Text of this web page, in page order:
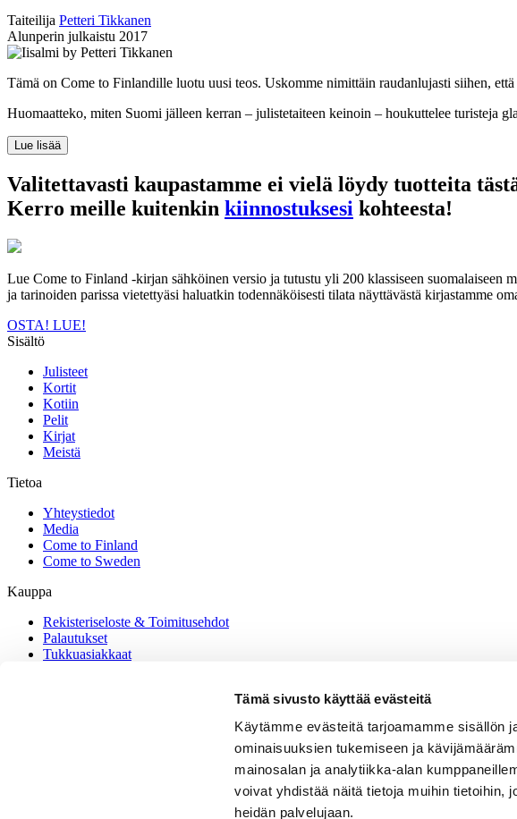
Tämä sivusto käyttää evästeitä
Käytämme evästeitä tarjoamamme sisällön
ominaisuuksien tukemiseen ja
mainosalan ja analytiikka-alan
voivat yhdistää näitä tietoja muihin tietoihin,
heidän palvelujaan.
Taiteilija Petteri Tikkanen
Alunperin julkaistu 2017
Tämä on Come to Finlandille luotu uusi teos. Uskomme nimittäin raudanlujasti siihen,
Huomaatteko, miten Suomi jälleen kerran – julistetaiteen keinoin – houkuttelee turisteja
Lue lisää
Valitettavasti kaupastamme ei vielä löydy tuotteita
Kerro meille kuitenkin kiinnostuksesi kohteesta!
Lue Come to Finland -kirjan sähköinen versio ja tutustu yli 200 klassiseen suomalaiseen
ja tarinoiden parissa vietettyäsi haluatkin todennäköisesti tilata näyttävästä kirjastamme
OSTA! LUE!
Sisältö
Julisteet
Kortit
Kotiin
Pelit
Kirjat
Meistä
Tietoa
Yhteystiedot
Media
Come to Finland
Come to Sweden
Kauppa
Rekisteriseloste & Toimitusehdot
Palautukset
Tukkuasiakkaat
© COPYRIGHT 2026 COME TO FINLAND PUBLISHING AB OY